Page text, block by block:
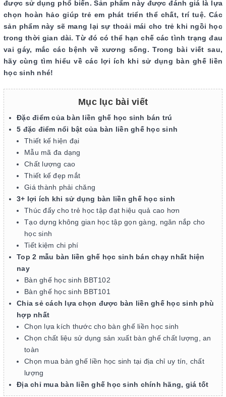
được sử dụng phổ biến. Sản phẩm này được đánh giá là lựa
chọn hoàn hảo giúp trẻ em phát triển thể chất, trí tuệ. Các
sản phẩm này sẽ mang lại sự thoải mái cho trẻ khi ngồi học
trong thời gian dài. Từ đó có thể hạn chế các tình trạng đau
vai gáy, mắc các bệnh về xương sống. Trong bài viết sau,
hãy cùng tìm hiểu về các lợi ích khi sử dụng bàn ghế liền
học sinh nhé!
Mục lục bài viết
Đặc điểm của bàn liền ghế học sinh bán trú
5 đặc điểm nổi bật của bàn liền ghế học sinh
Thiết kế hiện đại
Mẫu mã đa dạng
Chất lượng cao
Thiết kế đẹp mắt
Giá thành phải chăng
3+ lợi ích khi sử dụng bàn liền ghế học sinh
Thúc đẩy cho trẻ học tập đạt hiệu quả cao hơn
Tạo dựng không gian học tập gọn gàng, ngăn nắp cho
học sinh
Tiết kiệm chi phí
Top 2 mẫu bàn liền ghế học sinh bán chạy nhất hiện
nay
Bàn ghế học sinh BBT102
Bàn ghế học sinh BBT101
Chia sẻ cách lựa chọn được bàn liền ghế học sinh phù
hợp nhất
Chọn lựa kích thước cho bàn ghế liền học sinh
Chọn chất liệu sử dụng sản xuất bàn ghế chất lượng, an
toàn
Chọn mua bàn ghế liền học sinh tại địa chỉ uy tín, chất
lượng
Địa chỉ mua bàn liền ghế học sinh chính hãng, giá tốt